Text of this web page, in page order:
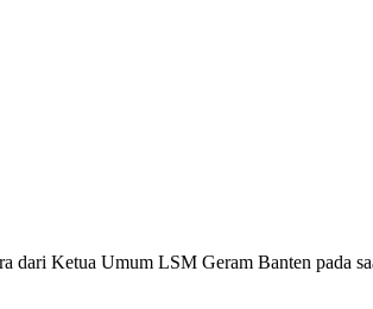
dari Ketua Umum LSM Geram Banten pada